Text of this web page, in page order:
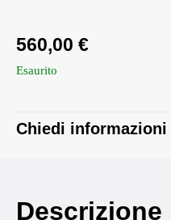
560,00 €
Esaurito
Chiedi informazioni
Descrizione